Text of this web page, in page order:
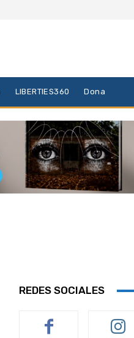
LIBERTIES360 Dona
REDES SOCIALES